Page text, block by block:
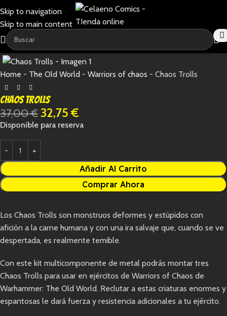
Skip to navigation
Skip to main content
-11%
Home - The Old World - Warriors of chaos - Chaos Trolls
Chaos Trolls
37,00€32,75 €
Disponible para reserva
Añadir Al Carrito
Comprar Ahora
Los Chaos Trolls son monstruos deformes y estúpidos con
afición a la carne humana y con una ira salvaje que, cuando se ve
despertada, es realmente temible.
Con este kit multicomponente de metal podrás montar tres
Chaos Trolls para usar en ejércitos de Warriors of Chaos de
Warhammer: The Old World. Reclutar a estas criaturas enormes y
espantosas le dará fuerza y resistencia adicionales a tu ejército.